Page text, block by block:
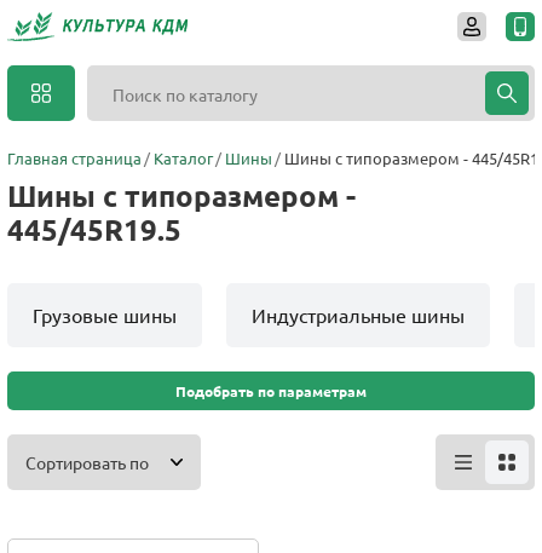
Главная страница Каталог Шины Шины с типоразмером - 445/
Шины с типоразмером -
445/45R19.5
Грузовые шины Индустриальные шины
Подобрать по параметрам
Сортировать по